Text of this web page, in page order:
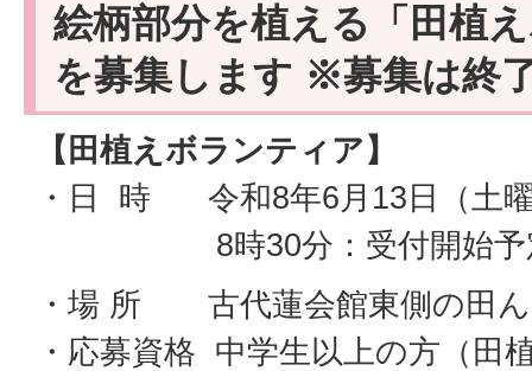
絵柄部分を植える「田植
を募集します ※募集は終
【田植えボランティア】
・日 時 令和8年6月13日（土
8時30分：受付開始予定
・場 所 古代蓮会館東側の田
・応募資格 中学生以上の方（田